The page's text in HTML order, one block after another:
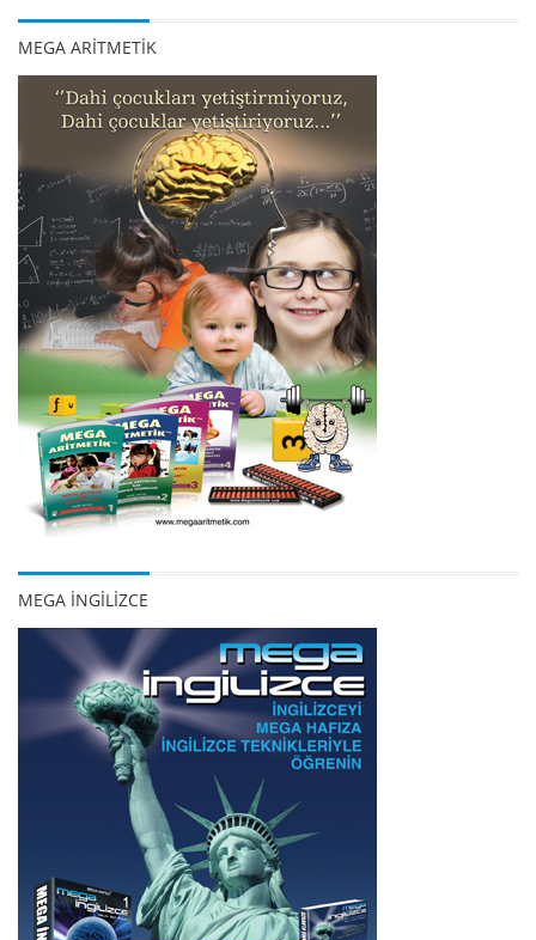
MEGA ARİTMETİK
MEGA İNGİLİZCE